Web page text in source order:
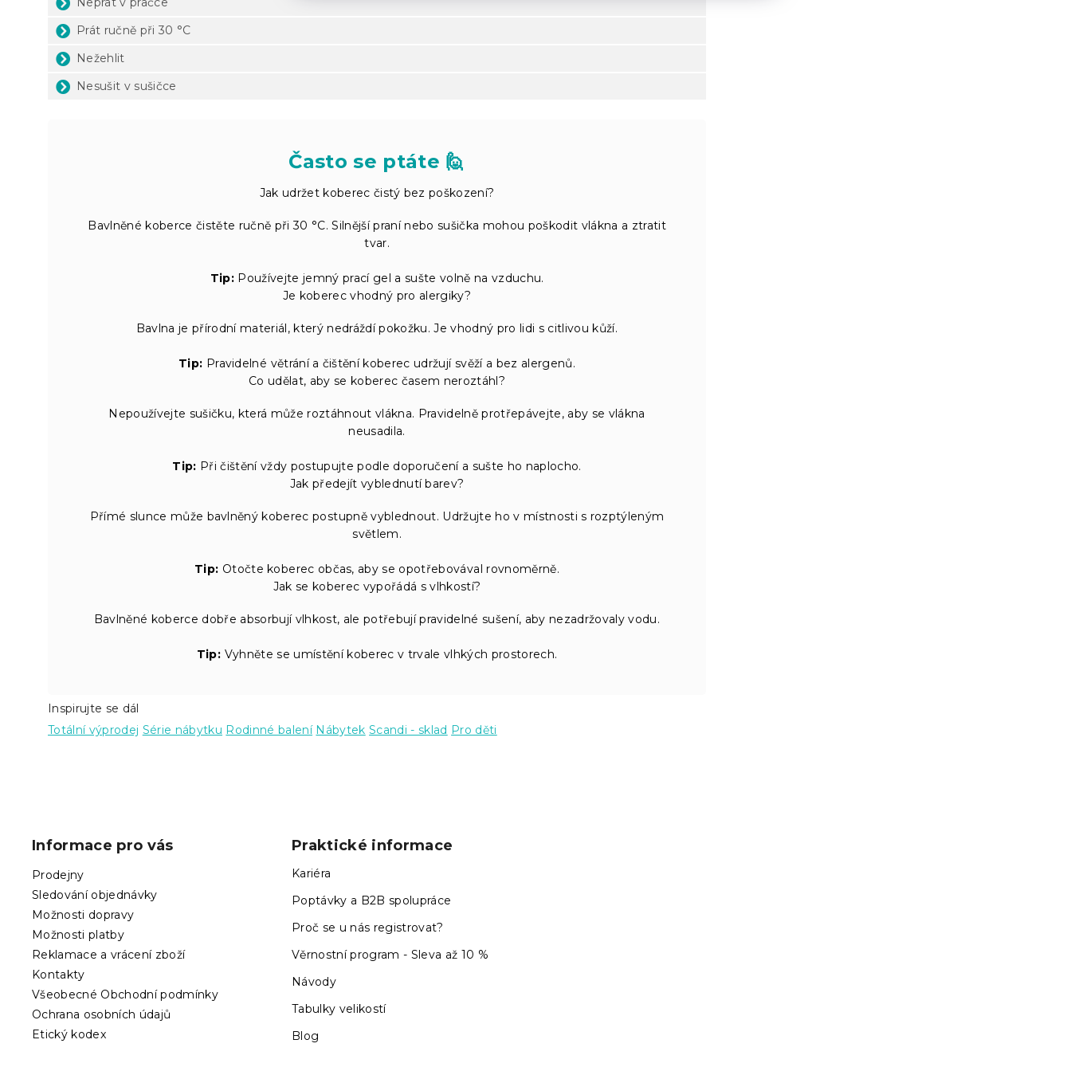
Prát ručně při 30 °C
Nežehlit
Nesušit v sušičce
Často se ptáte 🙋
Jak udržet koberec čistý bez poškození?
Bavlněné koberce čistěte ručně při 30 °C. Silnější praní nebo sušička mohou poškodit vlákna a ztratit
tvar.
Tip:Používejte jemný prací gel a sušte volně na vzduchu.
Je koberec vhodný pro alergiky?
Bavlna je přírodní materiál, který nedráždí pokožku. Je vhodný pro lidi s citlivou kůží.
Tip: Pravidelné větrání a čištění koberec udržují svěží a bez alergenů.
Co udělat, aby se koberec časem neroztáhl?
Nepoužívejte sušičku, která může roztáhnout vlákna. Pravidelně protřepávejte, aby se vlákna
neusadila.
Tip: Při čištění vždy postupujte podle doporučení a sušte ho naplocho.
Jak předejít vyblednutí barev?
Přímé slunce může bavlněný koberec postupně vyblednout. Udržujte ho v místnosti s rozptýleným
světlem.
Tip: Otočte koberec občas, aby se opotřebovával rovnoměrně.
Jak se koberec vypořádá s vlhkostí?
Bavlněné koberce dobře absorbují vlhkost, ale potřebují pravidelné sušení, aby nezadržovaly vodu.
Tip: Vyhněte se umístění koberec v trvale vlhkých prostorech.
Inspirujte se dál
Totální výprodej Série nábytku Rodinné balení Nábytek Scandi - sklad Pro děti
Informace pro vás
Prodejny
Sledování objednávky
Možnosti dopravy
Možnosti platby
Reklamace a vrácení zboží
Kontakty
Všeobecné Obchodní podmínky
Ochrana osobních údajů
Etický kodex
Praktické informace
Kariéra
Poptávky a B2B spolupráce
Proč se u nás registrovat?
Věrnostní program - Sleva až 10 %
Návody
Tabulky velikostí
Blog